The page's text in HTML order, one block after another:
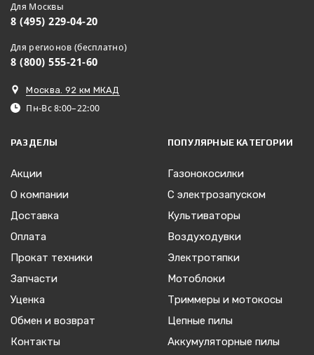
Для Москвы
8 (495) 229-04-20
Для регионов (бесплатно)
8 (800) 555-21-60
Москва. 92 км МКАД
Пн-Вс 8:00–22:00
РАЗДЕЛЫ
Акции
О компании
Доставка
Оплата
Прокат техники
Запчасти
Уценка
Обмен и возврат
Контакты
ПОПУЛЯРНЫЕ КАТЕГОРИИ
Газонокосилки
С электрозапуском
Культиваторы
Воздуходувки
Электротяпки
Мотоблоки
Триммеры и мотокосы
Цепные пилы
Аккумуляторные пилы